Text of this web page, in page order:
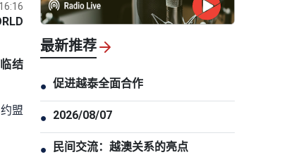
结
盟
最新推荐
● 促进越泰全面合作
● 2026/08/07
● 民间交流：越澳关系的亮点